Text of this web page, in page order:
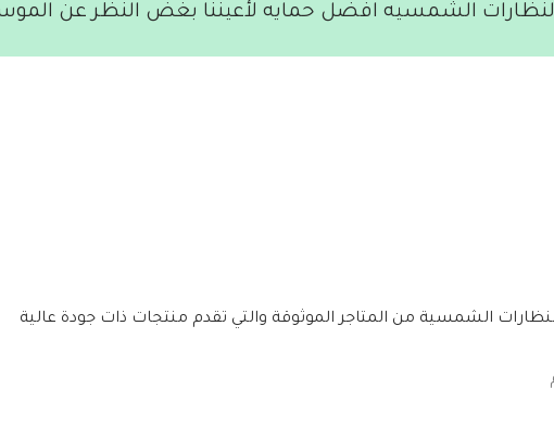
النظارات الشمسيه افضل حمايه لأعيننا بغض النظر عن
الشمسية من المتاجر الموثوقة والتي تقدم منتجات ذات جودة عالية